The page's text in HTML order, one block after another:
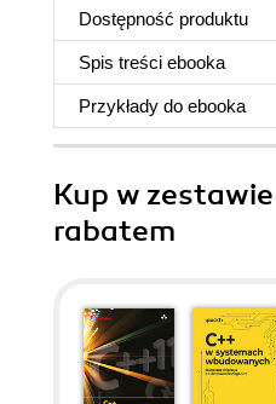
Dostępność produktu
Spis treści ebooka
Przykłady do ebooka
Kup w
rabatem